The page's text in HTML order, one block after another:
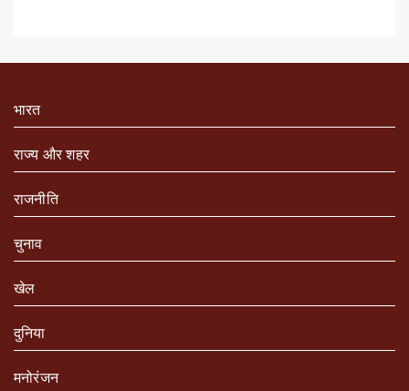
भारत
राज्य और शहर
राजनीति
चुनाव
खेल
दुनिया
मनोरंजन